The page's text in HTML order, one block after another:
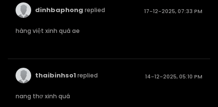
dinhbaphong replied 17-12-2025, 07:33 PM
hàng việt xinh quá ae
thaibinhso1replied 14-12-2025, 05:10 PM
nang thơ xinh quá